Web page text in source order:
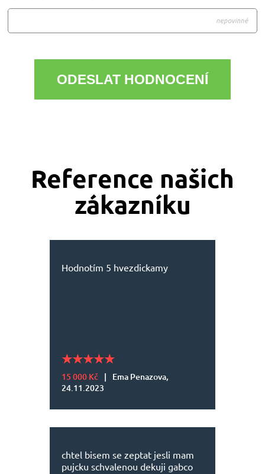
Reference našich
zákazníku
Hodnotím 5 hvezdickamy
15 000 Kč |
Ema Penazova,
24.11.2023
chtel bisem se zeptat jesli mam
pujcku schvalenou dekuji gabco